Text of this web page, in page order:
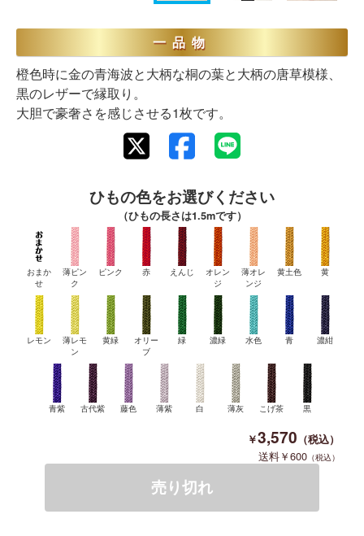
一品物
橙色時に金の青海波と大柄な桐の葉と大柄の唐草模様、
黒のレザーで縁取り。
大胆で豪奢さを感じさせる1枚です。
ひもの色をお選びください
（ひもの長さは1.5mです）
おまか
せ
薄ピン
ク
ピンク 赤 えんじ
オレン
ジ
薄オレ
ンジ
黄土色 黄
レモン
薄レモ
ン
黄緑
オリー
ブ
緑 濃緑 水色 青 濃紺
青紫 古代紫 藤色 薄紫 白 薄灰 こげ茶 黒
3,570
600